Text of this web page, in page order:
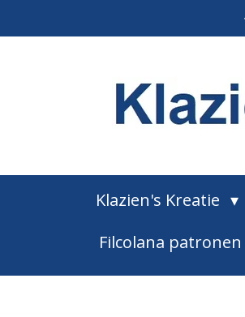
direct
Klazien's Kreatie
Filcolana patronen